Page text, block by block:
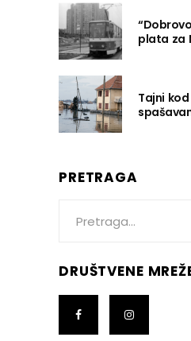
plata za
Tajni
PRETRAGA
DRUŠTVENE